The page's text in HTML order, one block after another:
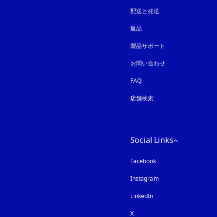
配送と発送
返品
製品サポート
お問い合わせ
FAQ
店舗検索
Social Links
Facebook
Instagram新しいタブに表示され
LinkedIn
X